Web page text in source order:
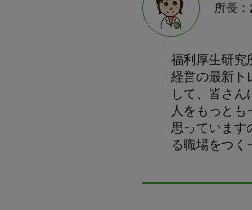
所長：
福利厚生研究
経営の最新ト
して、皆さん
人をもっとも
思っています
る職場をつく